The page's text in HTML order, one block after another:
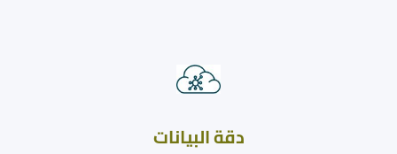
دقة البيانات